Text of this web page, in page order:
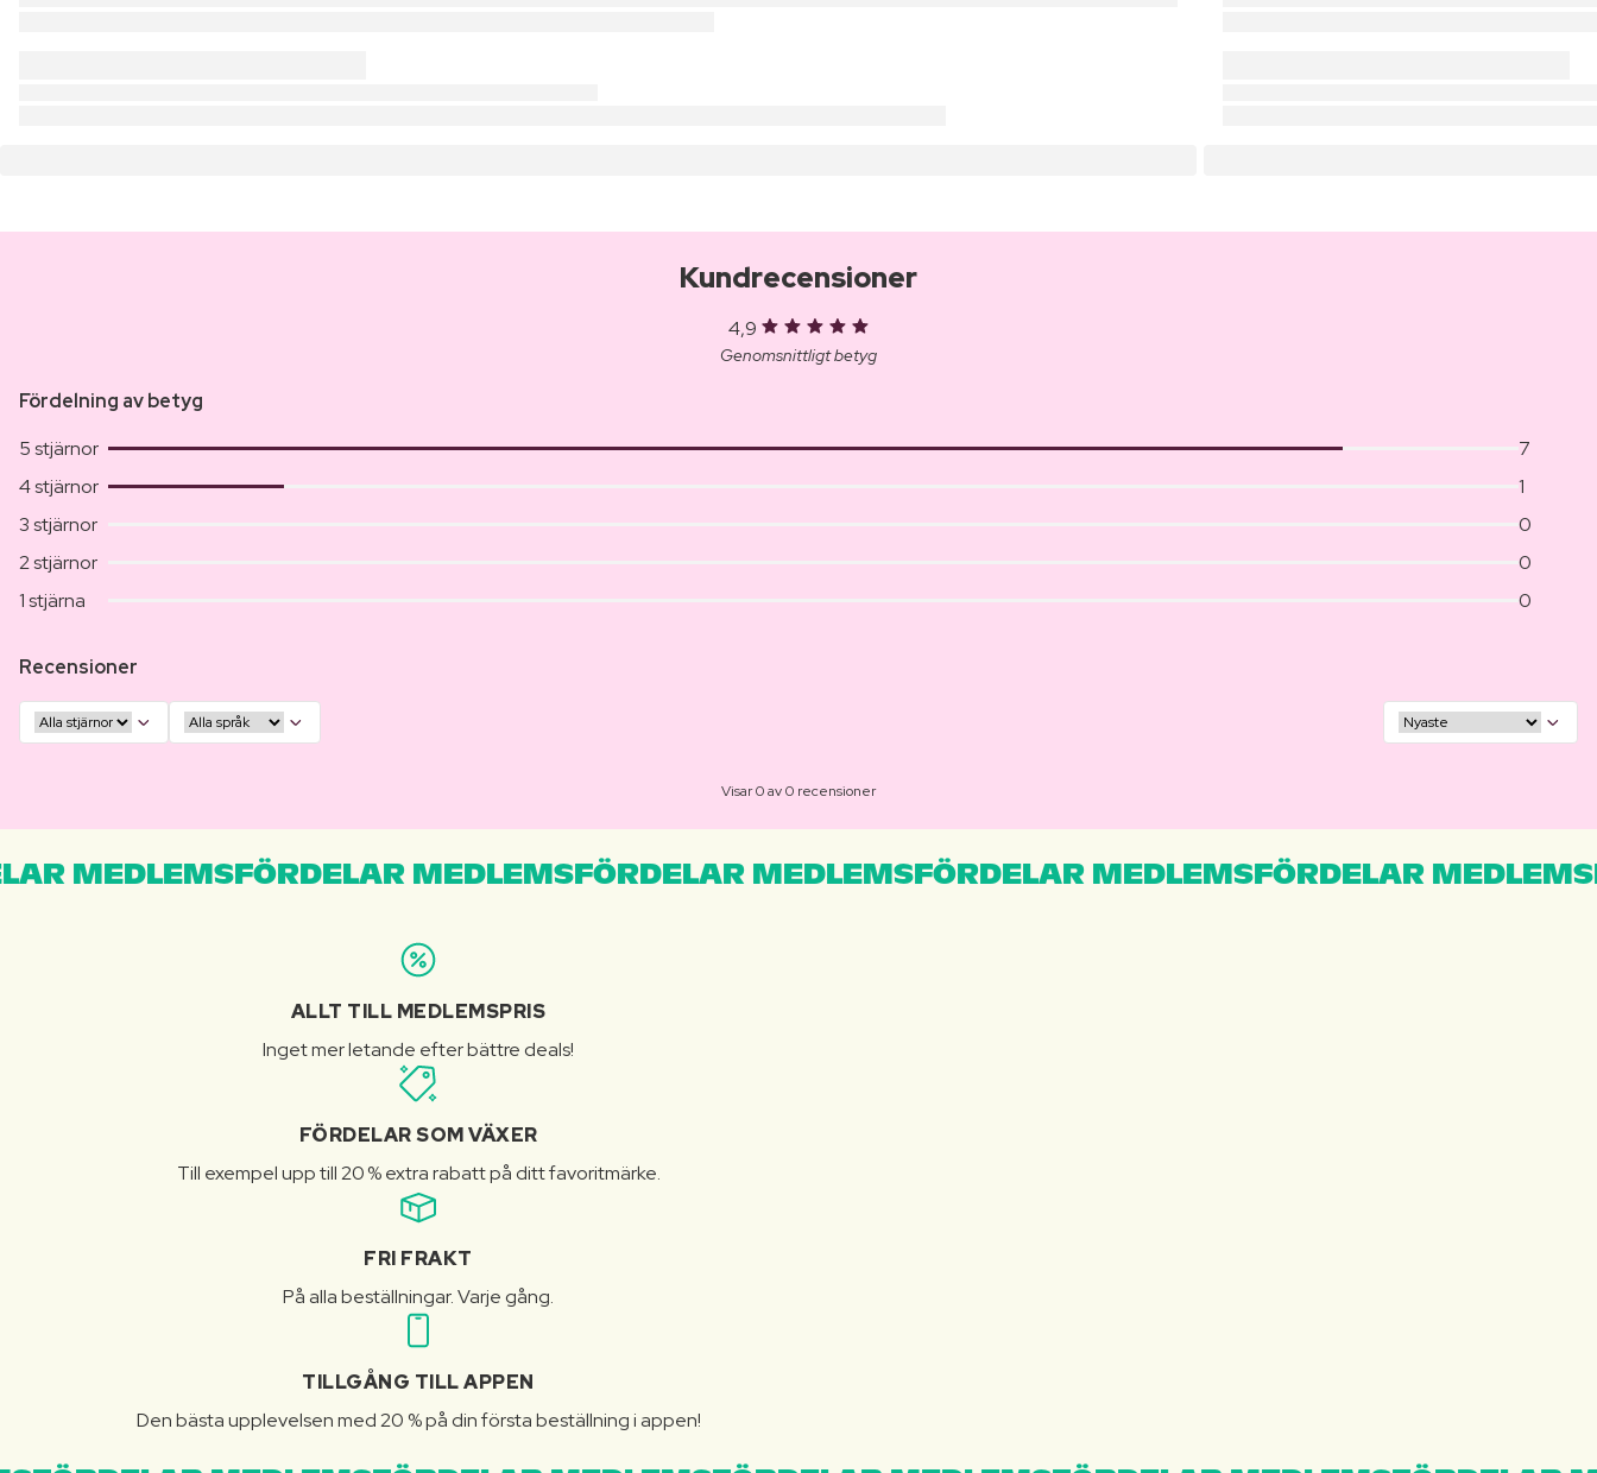
Kundrecensioner
4,9
Genomsnittligt betyg
Fördelning av betyg
5 stjärnor
7
4 stjärnor
1
3 stjärnor
0
2 stjärnor
0
1 stjärna
0
Recensioner
Visar 0 av 0 recensioner
MEDLEMSFÖRDELAR MEDLEMSFÖRDELAR MEDLEMSFÖRDELAR MEDLEMSFÖRDELAR
ALLT TILL MEDLEMSPRIS
Inget mer letande efter bättre deals!
FÖRDELAR SOM VÄXER
Till exempel upp till 20 % extra rabatt på ditt favoritmärke.
FRI FRAKT
På alla beställningar. Varje gång.
TILLGÅNG TILL APPEN
Den bästa upplevelsen med 20 % på din första beställning i appen!